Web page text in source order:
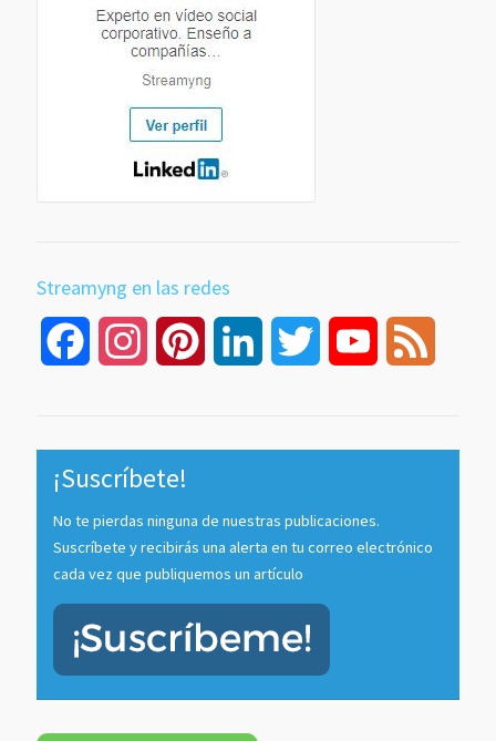
Streamyng en las redes
Facebook InstagramPinterest LinkedIn Twitter YouTube
¡Suscríbete!
No te pierdas ninguna de nuestras publicaciones.
Suscríbete y recibirás una alerta en tu correo electrónico
cada vez que publiquemos un artículo